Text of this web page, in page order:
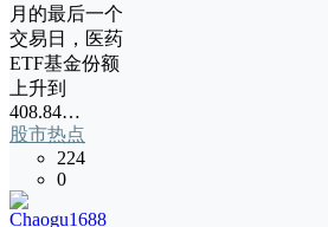
月的最后一个
交易日，医药
ETF基金份额
上升到
408.84…
股市热点
224
0